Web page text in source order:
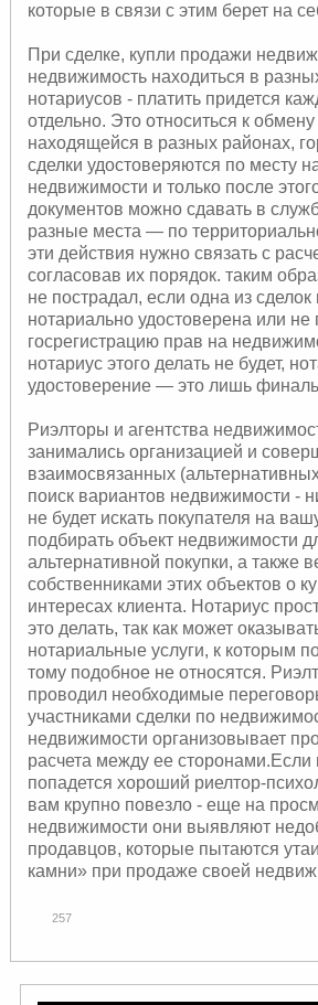
которые в связи с этим берет на
При сделке, купли продажи
недвижимость находиться в
нотариусов - платить придется
отдельно. Это относиться к
находящейся в разных районах,
сделки удостоверяются по месту
недвижимости и только после
документов можно сдавать в
разные места — по
эти действия нужно связать с
согласовав их порядок. таким
не пострадал, если одна из сделок
нотариально удостоверена или не
госрегистрацию прав на
нотариус этого делать не будет,
удостоверение — это лишь
Риэлторы и агентства
занимались организацией и
взаимосвязанных
поиск вариантов недвижимости -
не будет искать покупателя на
подбирать объект недвижимости
альтернативной покупки, а также
собственниками этих объектов о
интересах клиента. Нотариус
это делать, так как может
нотариальные услуги, к которым
тому подобное не относятся.
проводил необходимые
участниками сделки по
недвижимости организовывает
расчета между ее
попадется хороший риелтор-
вам крупно повезло - еще на
недвижимости они выявляют
продавцов, которые пытаются
камни» при продаже своей
257